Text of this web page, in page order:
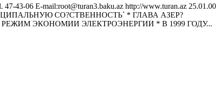
43-06 E-mail:root@turan3.baku.az httр://www.turan.az 25.01.00
СО?СТВЕННОСТЬ` * ГЛАВА АЗЕР?
ЭКОНОМИИ ЭЛЕКТРОЭНЕРГИИ * В 1999 ГОДУ...